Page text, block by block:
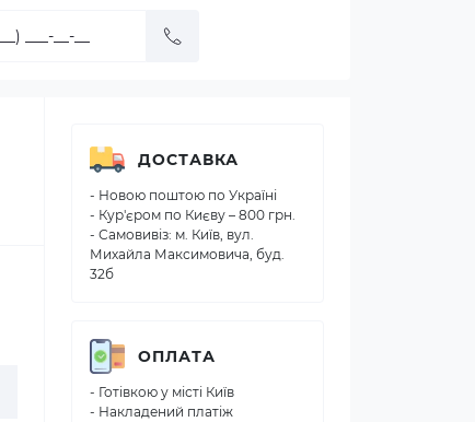
ДОСТАВКА
- Новою поштою по Україні
- Кур'єром по Києву – 800 грн.
- Самовивіз: м. Київ, вул.
Михайла Максимовича, буд.
32б
ОПЛАТА
- Готівкою у місті Київ
- Накладений платіж